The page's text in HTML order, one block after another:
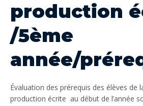
production
/5ème
année/
Évaluation des prérequis des élèves de
production écrite au début de l’année